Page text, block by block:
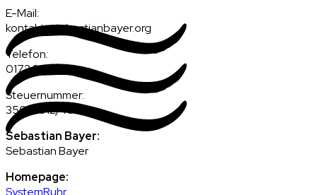
E-Mail:
kontakt@sebastianbayer.org
Telefon:
0173 8179196
Steuernummer:
350/5012/4625
Sebastian Bayer:
Sebastian Bayer
Homepage:
SystemRuhr